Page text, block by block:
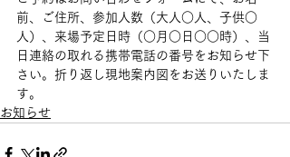
前、ご住所、参加人数（大人○人、子供○
人）、来場予定日時（○月○日○○時）、当
日連絡の取れる携帯電話の番号をお知らせ下
さい。折り返し現地案内図をお送りいたしま
す。
お知らせ